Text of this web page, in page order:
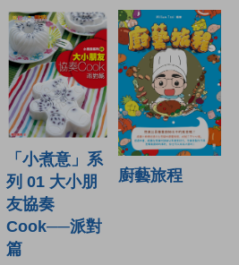
「小煮意」系
列 01 大小朋
友協奏
Cook──派對
篇
廚藝旅程